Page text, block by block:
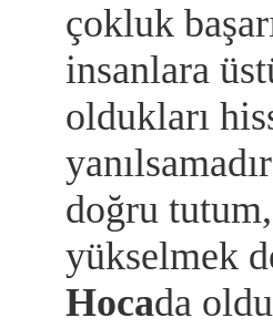
çokluk
insanlara
oldukları
doğru tutum,
yükselmek
Hocada